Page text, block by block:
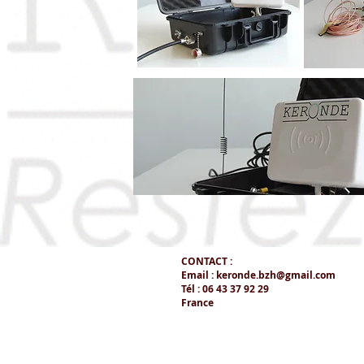
CONTACT :
Email : keronde.bzh@gmail.com
Tél : 06 43 37 92 29
France